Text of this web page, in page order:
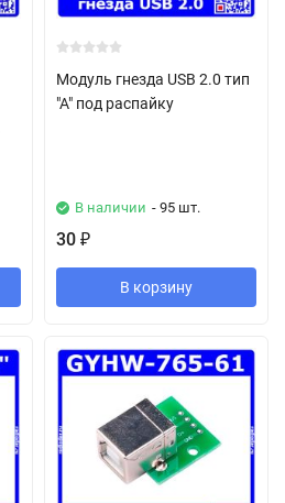
Модуль гнезда USB 2.0 тип
"А" под распайку
В наличии - 95 шт.
30 ₽
В корзину